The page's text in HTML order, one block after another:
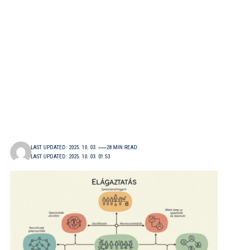
LAST UPDATED: 2025. 10. 03. 01:53
LAST UPDATED: 2025. 10. 03. 28 MIN READ